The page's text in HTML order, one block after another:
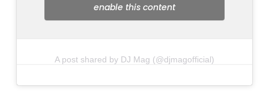
A post shared by DJ Mag (@djmagofficial)
enable this content